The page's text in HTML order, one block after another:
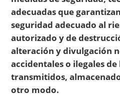
adecuadas que
seguridad adecuado al
autorizado y de
alteración y divulgación
accidentales o ilegales
transmitidos,
otro modo.